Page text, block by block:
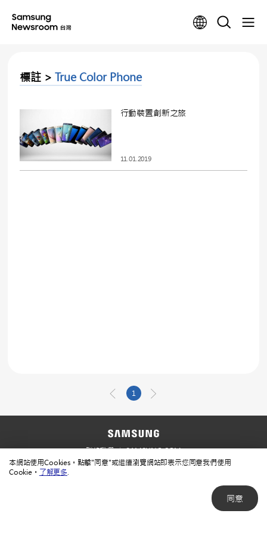
本網站使用Cookies。點擊"同意"或繼續瀏覽網站即表示您同意我們使用
Cookie。 了解更多
同意
標註 > True Color Phone
行動裝置創新之旅
11.01.2019
1
聯絡我們
SAMSUNG.COM
使用規範
隱私規範